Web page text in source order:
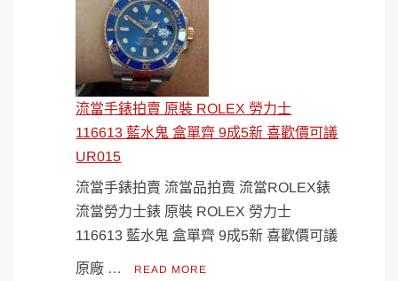
流當手錶拍賣 原裝 ROLEX 勞力士
116613 藍水鬼 盒單齊 9成5新 喜歡價可議
UR015
流當手錶拍賣 流當品拍賣 流當ROLEX錶
流當勞力士錶 原裝 ROLEX 勞力士
116613 藍水鬼 盒單齊 9成5新 喜歡價可議
原廠 … READ MORE